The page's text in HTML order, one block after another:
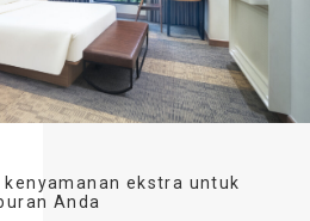
kenyamanan ekstra untuk
Anda